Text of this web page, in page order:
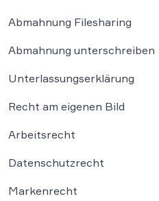
Abmahnung Filesharing
Abmahnung unterschreiben
Unterlassungserklärung
Recht am eigenen Bild
Arbeitsrecht
Datenschutzrecht
Markenrecht